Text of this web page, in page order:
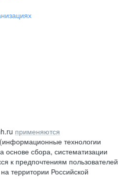
применяются
(информационные технологии
сбора, систематизации
к предпочтениям пользователей
территории Российской